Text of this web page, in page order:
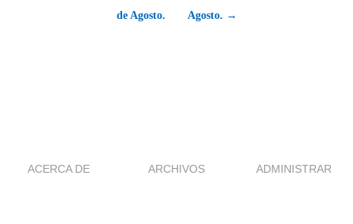
de Agosto.
Agosto. →
ACERCA DE ARCHIVOS ADMINISTRAR